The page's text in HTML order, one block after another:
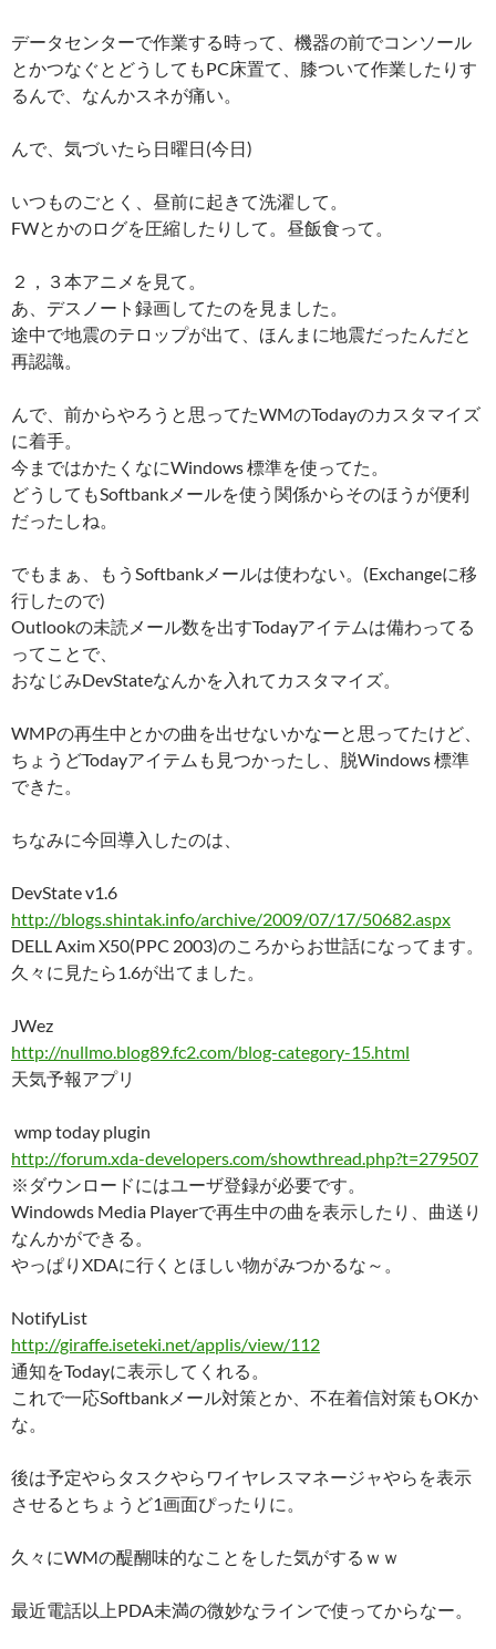
データセンターで作業する時って、機器の前でコンソール
とかつなぐとどうしてもPC床置て、膝ついて作業したりす
るんで、なんかスネが痛い。
んで、気づいたら日曜日(今日)
いつものごとく、昼前に起きて洗濯して。
FWとかのログを圧縮したりして。昼飯食って。
２，３本アニメを見て。
あ、デスノート録画してたのを見ました。
途中で地震のテロップが出て、ほんまに地震だったんだと
再認識。
んで、前からやろうと思ってたWMのTodayのカスタマイズ
に着手。
今まではかたくなにWindows 標準を使ってた。
どうしてもSoftbankメールを使う関係からそのほうが便利
だったしね。
でもまぁ、もうSoftbankメールは使わない。(Exchangeに移
行したので)
Outlookの未読メール数を出すTodayアイテムは備わってる
ってことで、
おなじみDevStateなんかを入れてカスタマイズ。
WMPの再生中とかの曲を出せないかなーと思ってたけど、
ちょうどTodayアイテムも見つかったし、脱Windows 標準
できた。
ちなみに今回導入したのは、
DevState v1.6
http://blogs.shintak.info/archive/2009/07/17/50682.aspx
DELL Axim X50(PPC 2003)のころからお世話になってます。
久々に見たら1.6が出てました。
JWez
http://nullmo.blog89.fc2.com/blog-category-15.html
天気予報アプリ
wmp today plugin
http://forum.xda-developers.com/showthread.php?t=279507
※ダウンロードにはユーザ登録が必要です。
Windowds Media Playerで再生中の曲を表示したり、曲送り
なんかができる。
やっぱりXDAに行くとほしい物がみつかるな～。
NotifyList
http://giraffe.iseteki.net/applis/view/112
通知をTodayに表示してくれる。
これで一応Softbankメール対策とか、不在着信対策もOKか
な。
後は予定やらタスクやらワイヤレスマネージャやらを表示
させるとちょうど1画面ぴったりに。
久々にWMの醍醐味的なことをした気がするｗｗ
最近電話以上PDA未満の微妙なラインで使ってからなー。